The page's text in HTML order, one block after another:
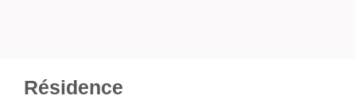
Résidence